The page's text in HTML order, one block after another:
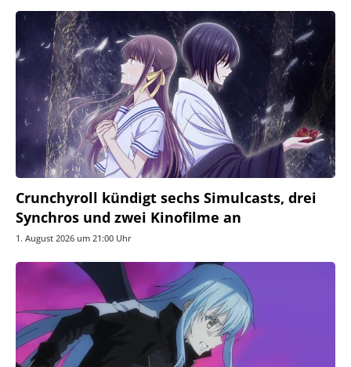
Crunchyroll kündigt sechs Simulcasts, drei
Synchros und zwei Kinofilme an
1. August 2026 um 21:00 Uhr